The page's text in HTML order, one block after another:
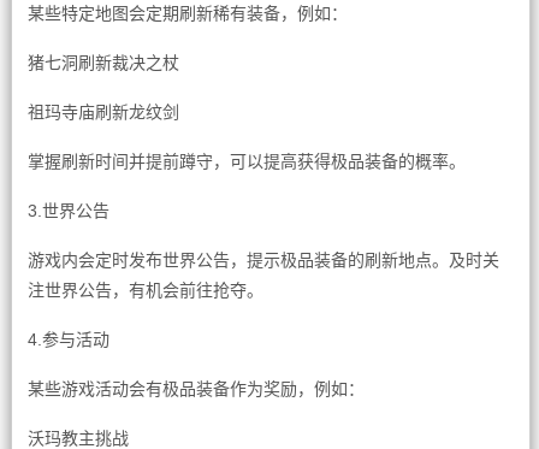
某些特定地图会定期刷新稀有装备，例如：
猪七洞刷新裁决之杖
祖玛寺庙刷新龙纹剑
掌握刷新时间并提前蹲守，可以提高获得极品装备的概率。
3.世界公告
游戏内会定时发布世界公告，提示极品装备的刷新地点。及时关
注世界公告，有机会前往抢夺。
4.参与活动
某些游戏活动会有极品装备作为奖励，例如：
沃玛教主挑战